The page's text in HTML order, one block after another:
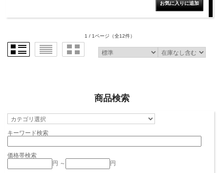
1 / 1ページ （全12件）
商品検索
キーワード検索
価格帯検索
円 ～
円